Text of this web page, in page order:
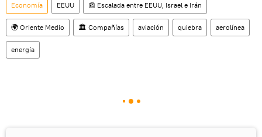
Economía EEUU 📰 Escalada entre EEUU, Israel e Irán
🌍 Oriente Medio 🏛️ Compañías aviación quiebra aerolínea
energía